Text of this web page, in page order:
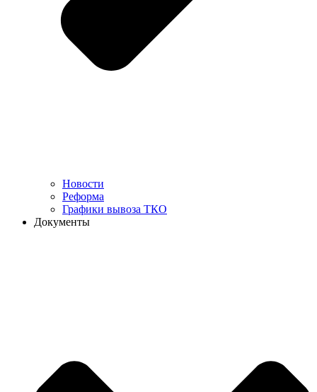
Новости
Реформа
Графики вывоза ТКО
Документы